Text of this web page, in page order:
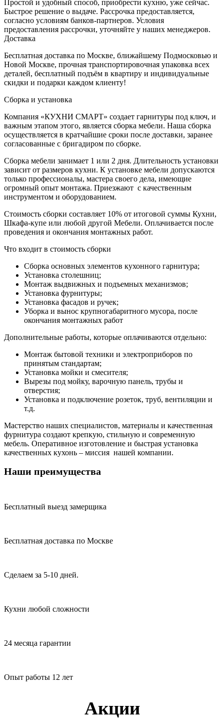
Простой и удобный способ, приобрести кухню, уже сейчас.
Быстрое решение о выдаче. Рассрочка предоставляется,
согласно условиям банков-партнеров. Условия
предоставления рассрочки, уточняйте у наших менеджеров.
Доставка
Бесплатная доставка по Москве, ближайшему Подмосковью и
Новой Москве, прочная транспортировочная упаковка всех
деталей, бесплатный подъём в квартиру и индивидуальные
скидки и подарки каждом клиенту!
Сборка и установка
Компания «КУХНИ СМАРТ» создает гарнитуры под ключ, и
важным этапом этого, является сборка мебели. Наша сборка
осуществляется в кратчайшие сроки после доставки, заранее
согласованные с бригадиром по сборке.
Сборка мебели занимает 1 или 2 дня. Длительность установки
зависит от размеров кухни. К установке мебели допускаются
только профессионалы, мастера своего дела, имеющие
огромный опыт монтажа. Приезжают с качественным
инструментом и оборудованием.
Стоимость сборки составляет 10% от итоговой суммы Кухни,
Шкафа-купе или любой другой Мебели. Оплачивается после
проведения и окончания монтажных работ.
Что входит в стоимость сборки
Сборка основных элементов кухонного гарнитура;
Установка столешниц;
Монтаж выдвижных и подъемных механизмов;
Установка фурнитуры;
Установка фасадов и ручек;
Уборка и вынос крупногабаритного мусора, после
окончания монтажных работ
Дополнительные работы, которые оплачиваются отдельно:
Монтаж бытовой техники и электроприборов по
принятым стандартам;
Установка мойки и смесителя;
Вырезы под мойку, варочную панель, трубы и
отверстия;
Установка и подключение розеток, труб, вентиляции и
т.д.
Мастерство наших специалистов, материалы и качественная
фурнитура создают крепкую, стильную и современную
мебель. Оперативное изготовление и быстрая установка
качественных кухонь – миссия нашей компании.
Наши преимущества
Бесплатный выезд замерщика
Бесплатная доставка по Москве
Сделаем за 5-10 дней.
Кухни любой сложности
24 месяца гарантии
Опыт работы 12 лет
Акции